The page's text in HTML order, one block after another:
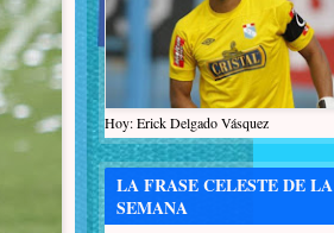
Hoy: Erick Delgado Vásquez
LA FRASE CELESTE DE LA
SEMANA